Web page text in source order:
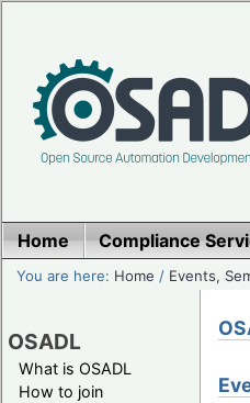
Home Compliance
You are here: Home / Events,
OSADL
What is OSADL
How to join